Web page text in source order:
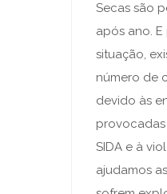
Secas são
após ano.
situação,
número de
devido às
SIDA e à
ajudamos